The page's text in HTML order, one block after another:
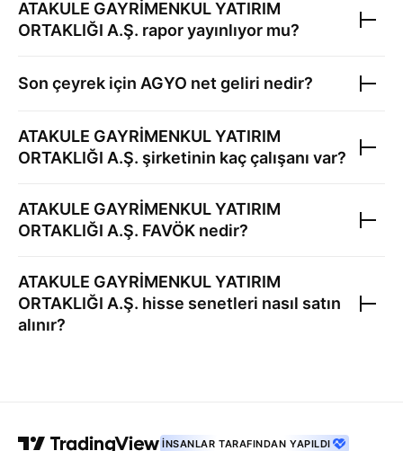
ATAKULE GAYRİMENKUL YATIRIM
ORTAKLIĞI A.Ş. rapor yayınlıyor mu?
Son çeyrek için AGYO net geliri nedir?
ATAKULE GAYRİMENKUL YATIRIM
ORTAKLIĞI A.Ş. şirketinin kaç çalışanı var?
ATAKULE GAYRİMENKUL YATIRIM
ORTAKLIĞI A.Ş. FAVÖK nedir?
ATAKULE GAYRİMENKUL YATIRIM
ORTAKLIĞI A.Ş. hisse senetleri nasıl satın
alınır?
İNSANLAR TARAFINDAN YAPILDI